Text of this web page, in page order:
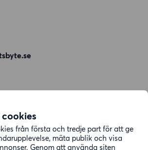
från första och tredje part för att ge
mäta publik och visa
Genom att använda siten